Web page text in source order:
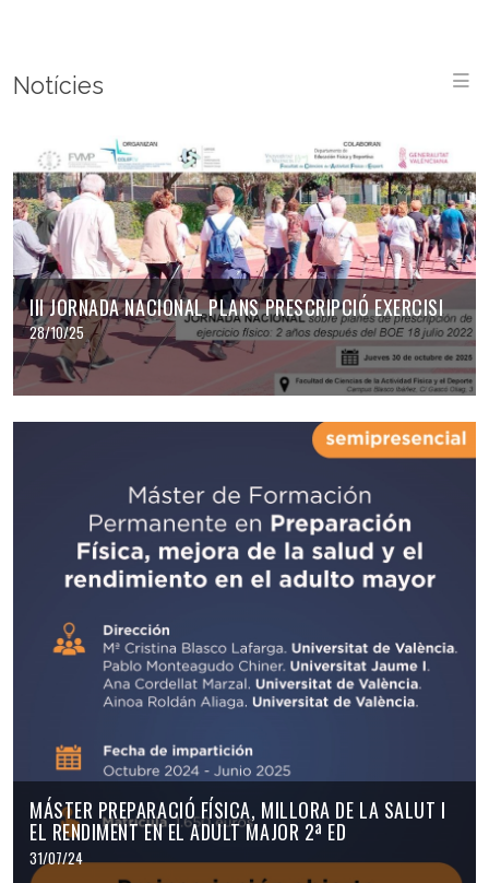
Notícies
III JORNADA NACIONAL PLANS PRESCRIPCIÓ EXERCISI
28/10/25
MÁSTER PREPARACIÓ FÍSICA, MILLORA DE LA SALUT I
EL RENDIMENT EN EL ADULT MAJOR 2ª ED
31/07/24